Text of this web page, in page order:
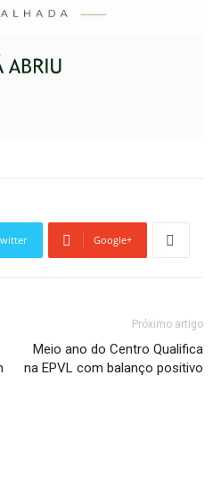
Google+
Próximo artigo
Meio ano do Centro Qualifica
na EPVL com balanço positivo